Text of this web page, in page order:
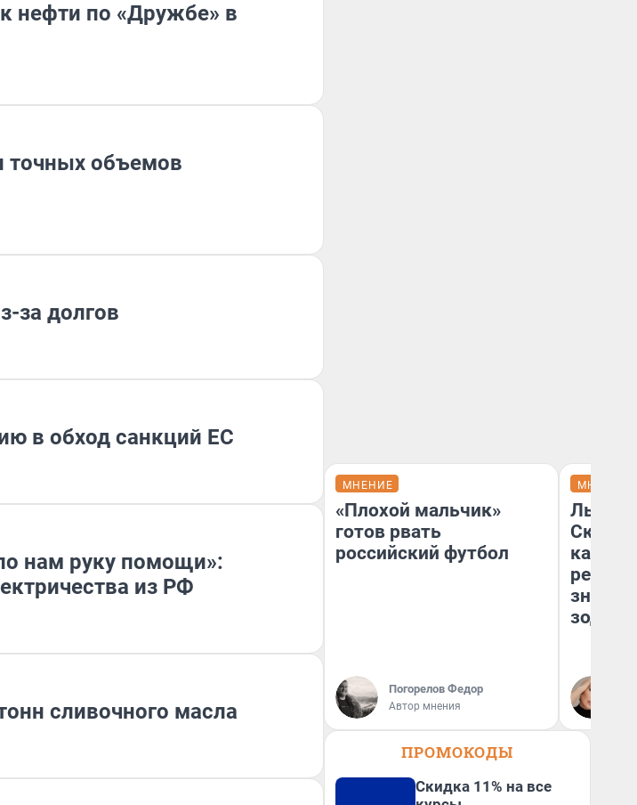
нефти по «Дружбе» в
точных объемов
за долгов
в обход санкций ЕС
нам руку помощи»:
из РФ
сливочного масла
МНЕНИЕ
«Плохой мальчик»
готов рвать
российский футбол
Погорелов Федор
Автор мнения
МНЕНИЕ
Львам
ПРОМОКОДЫ
Скидка 11% на все